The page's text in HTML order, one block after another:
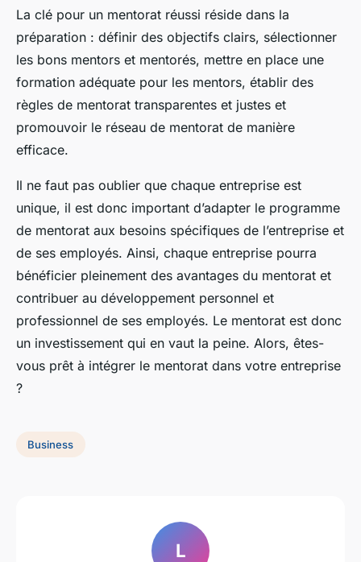
La clé pour un mentorat réussi réside dans la
préparation : définir des objectifs clairs, sélectionner
les bons mentors et mentorés, mettre en place une
formation adéquate pour les mentors, établir des
règles de mentorat transparentes et justes et
promouvoir le réseau de mentorat de manière
efficace.
Il ne faut pas oublier que chaque entreprise est
unique, il est donc important d’adapter le programme
de mentorat aux besoins spécifiques de l’entreprise et
de ses employés. Ainsi, chaque entreprise pourra
bénéficier pleinement des avantages du mentorat et
contribuer au développement personnel et
professionnel de ses employés. Le mentorat est donc
un investissement qui en vaut la peine. Alors, êtes-
vous prêt à intégrer le mentorat dans votre entreprise
?
Business
L